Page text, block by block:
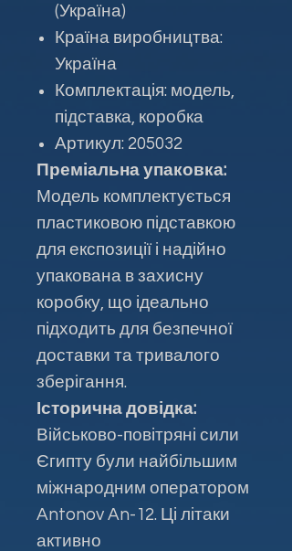
(Україна)
Країна виробництва:
Україна
Комплектація: модель,
підставка, коробка
Артикул: 205032
Преміальна упаковка:
Модель комплектується
пластиковою підставкою
для експозиції і надійно
упакована в захисну
коробку, що ідеально
підходить для безпечної
доставки та тривалого
зберігання.
Історична довідка:
Військово-повітряні сили
Єгипту були найбільшим
міжнародним оператором
Antonov An-12. Ці літаки
активно